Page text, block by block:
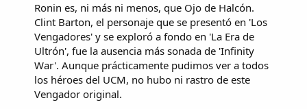
Ronin es, ni más ni menos, que Ojo de Halcón.
Clint Barton, el personaje que se presentó en 'Los
Vengadores' y se exploró a fondo en 'La Era de
Ultrón', fue la ausencia más sonada de 'Infinity
War'. Aunque prácticamente pudimos ver a todos
los héroes del UCM, no hubo ni rastro de este
Vengador original.